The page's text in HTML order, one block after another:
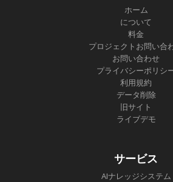
ホーム
について
料金
プロジェクトお問い合
お問い合わせ
プライバシーポリシ
利用規約
データ削除
旧サイト
ライブデモ
サービス
AIナレッジシステム